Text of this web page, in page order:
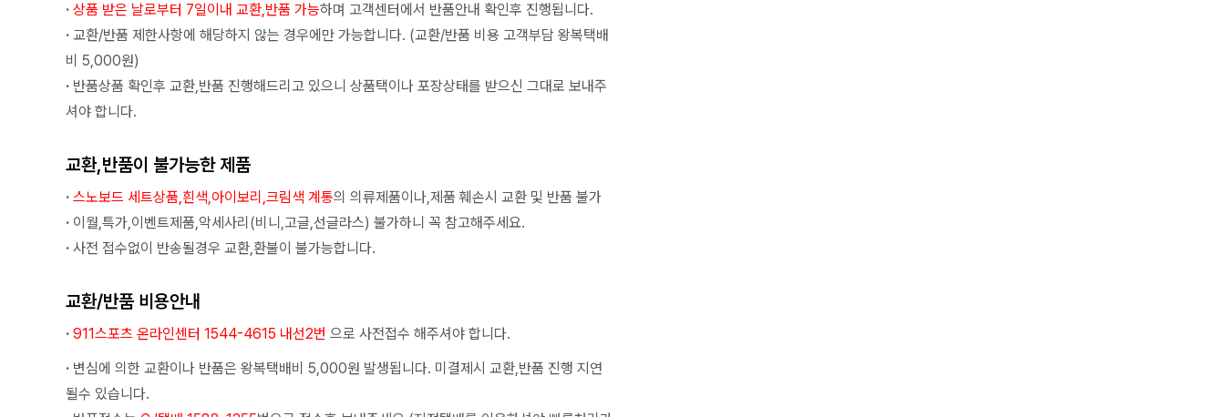
· 상품 받은 날로부터 7일이내 교환,반품 가능하며 고객센터에서 반품안내 확인후 진행됩니다.
· 교환/반품 제한사항에 해당하지 않는 경우에만 가능합니다. (교환/반품 비용 고객부담 왕복택배
비 5,000원)
· 반품상품 확인후 교환,반품 진행해드리고 있으니 상품택이나 포장상태를 받으신 그대로 보내주
셔야 합니다.
교환,반품이 불가능한 제품
· 스노보드 세트상품,흰색,아이보리,크림색 계통의 의류제품이나,제품 훼손시 교환 및 반품 불가
· 이월,특가,이벤트제품,악세사리(비니,고글,선글라스) 불가하니 꼭 참고해주세요.
· 사전 접수없이 반송될경우 교환,환불이 불가능합니다.
교환/반품 비용안내
· 911스포츠 온라인센터 1544-4615 내선2번 으로 사전접수 해주셔야 합니다.
· 변심에 의한 교환이나 반품은 왕복택배비 5,000원 발생됩니다. 미결제시 교환,반품 진행 지연
될수 있습니다.